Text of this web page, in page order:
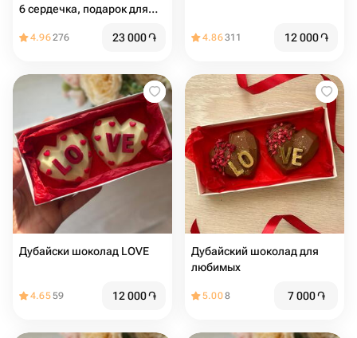
6 сердечка, подарок для
4.96276 23 000֏ 4.86311 12 000֏
Дубайски шоколад LOVE
4.6559 12 000֏
Дубайский шоколад для
любимых
5.008 7 000֏